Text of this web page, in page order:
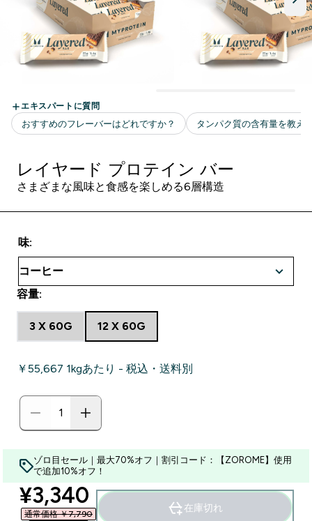
レイヤード プロテイン バー
さまざまな風味と食感を楽しめる6層構造
味:
容量:
3 X 60G 12 X 60G
￥55,667‎ 1kgあたり - 税込・送料別
ゾロ目セール｜最大70%オフ｜割引コード：【ZOROME】使用
で追加10%オフ！
discounted price
¥3,340‎
通常価格 ￥7,790‎
在庫切れ